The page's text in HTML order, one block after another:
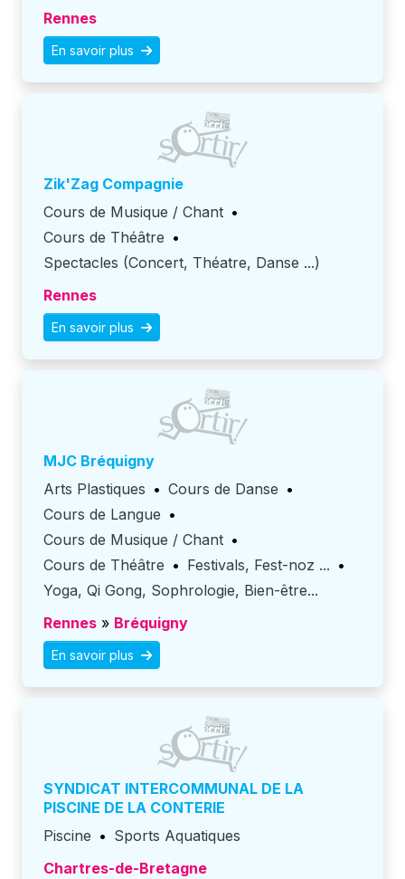
Rennes
En savoir plus
Zik'Zag Compagnie
Cours de Musique / Chant •
Cours de Théâtre •
Spectacles (Concert, Théatre, Danse ...)
Rennes
En savoir plus
MJC Bréquigny
Arts Plastiques • Cours de Danse •
Cours de Langue •
Cours de Musique / Chant •
Cours de Théâtre • Festivals, Fest-noz ... •
Yoga, Qi Gong, Sophrologie, Bien-être...
Rennes » Bréquigny
En savoir plus
SYNDICAT INTERCOMMUNAL DE LA
PISCINE DE LA CONTERIE
Piscine • Sports Aquatiques
Chartres-de-Bretagne